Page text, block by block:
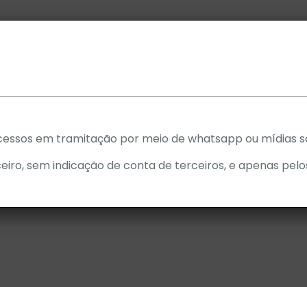
em tramitação por meio de whatsapp ou mídias
sem indicação de conta de terceiros, e apenas